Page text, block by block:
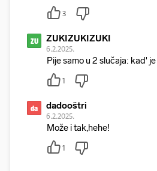
3
ZU ZUKIZUKIZUKI
6.2.2025.
Pije samo u 2 slučaja: kad'
1
da dadooštri
6.2.2025.
Može i tak,hehe!
1